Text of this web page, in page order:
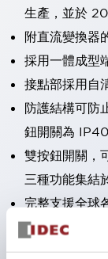
生產，並於
附直流變換器
採用一體成型
接點部採用自
防護結構可防
鈕開關為 IP40
雙按鈕開關，
三種功能集結
完整支援全球
一顆 LED 燈
需分色管理的